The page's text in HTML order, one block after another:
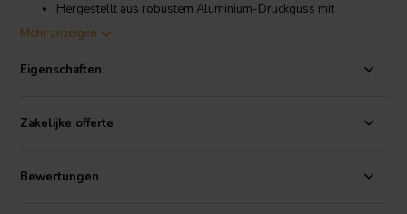
Hergestellt aus robustem Aluminium-Druckguss mit
mattschwarzer Oberfläche
Großer 170 x 170 mm Ausschnitt für exzellente
Schallverteilung und Projektion
Produktdetails Visaton HT 21 Hochtonhorn für 1"-Treiber
Das Visaton HT 21 ist für die Kombination mit 1-Zoll-
Mehr anzeigen
Eigenschaften
Zakelijke offerte
Bewertungen